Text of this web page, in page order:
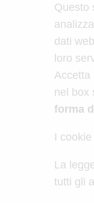
Questo
dati
loro
Accetta
nel box
forma
I
La
tutti gli